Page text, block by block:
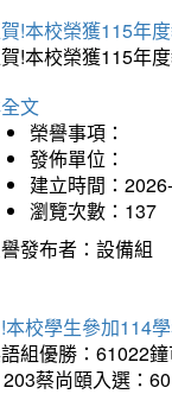
!本校榮獲115年
!本校榮獲115年
文
榮譽事項：
發佈單位：
建立時間：
瀏覽次數：137
發布者：設備組
本校學生參加114
組優勝：61022
蔡尚頤入選：